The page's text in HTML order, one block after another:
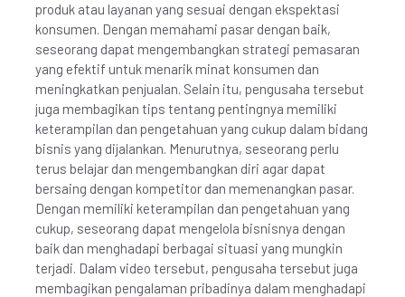
produk atau layanan yang sesuai dengan ekspektasi
konsumen. Dengan memahami pasar dengan baik,
seseorang dapat mengembangkan strategi pemasaran
yang efektif untuk menarik minat konsumen dan
meningkatkan penjualan. Selain itu, pengusaha tersebut
juga membagikan tips tentang pentingnya memiliki
keterampilan dan pengetahuan yang cukup dalam bidang
bisnis yang dijalankan. Menurutnya, seseorang perlu
terus belajar dan mengembangkan diri agar dapat
bersaing dengan kompetitor dan memenangkan pasar.
Dengan memiliki keterampilan dan pengetahuan yang
cukup, seseorang dapat mengelola bisnisnya dengan
baik dan menghadapi berbagai situasi yang mungkin
terjadi. Dalam video tersebut, pengusaha tersebut juga
membagikan pengalaman pribadinya dalam menghadapi